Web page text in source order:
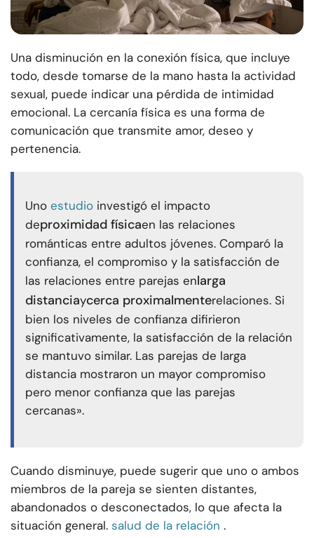
Una disminución en la conexión física, que incluye
todo, desde tomarse de la mano hasta la actividad
sexual, puede indicar una pérdida de intimidad
emocional. La cercanía física es una forma de
comunicación que transmite amor, deseo y
pertenencia.
Uno estudio investigó el impacto
deproximidad físicaen las relaciones
románticas entre adultos jóvenes. Comparó la
confianza, el compromiso y la satisfacción de
las relaciones entre parejas enlarga
distanciaycerca proximalmenterelaciones. Si
bien los niveles de confianza difirieron
significativamente, la satisfacción de la relación
se mantuvo similar. Las parejas de larga
distancia mostraron un mayor compromiso
pero menor confianza que las parejas
cercanas».
Cuando disminuye, puede sugerir que uno o ambos
miembros de la pareja se sienten distantes,
abandonados o desconectados, lo que afecta la
situación general. salud de la relación .